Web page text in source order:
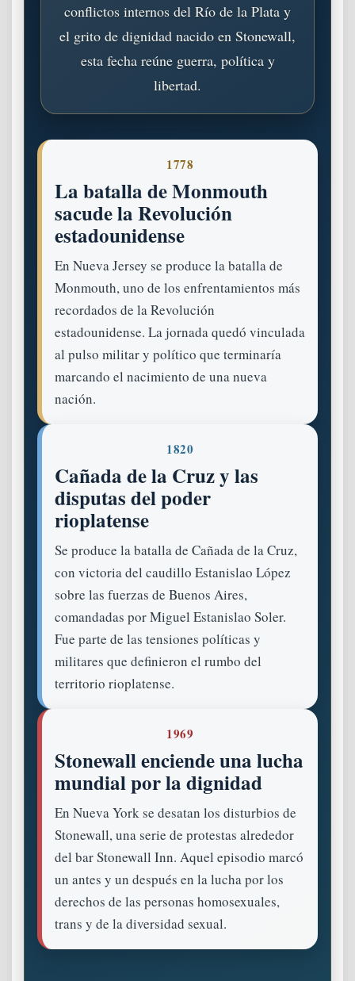
conflictos internos del Río de la Plata y
el grito de dignidad nacido en Stonewall,
esta fecha reúne guerra, política y
libertad.
1778
La batalla de Monmouth
sacude la Revolución
estadounidense
En Nueva Jersey se produce la batalla de
Monmouth, uno de los enfrentamientos más
recordados de la Revolución
estadounidense. La jornada quedó vinculada
al pulso militar y político que terminaría
marcando el nacimiento de una nueva
nación.
1820
Cañada de la Cruz y las
disputas del poder
rioplatense
Se produce la batalla de Cañada de la Cruz,
con victoria del caudillo Estanislao López
sobre las fuerzas de Buenos Aires,
comandadas por Miguel Estanislao Soler.
Fue parte de las tensiones políticas y
militares que definieron el rumbo del
territorio rioplatense.
1969
Stonewall enciende una lucha
mundial por la dignidad
En Nueva York se desatan los disturbios de
Stonewall, una serie de protestas alrededor
del bar Stonewall Inn. Aquel episodio marcó
un antes y un después en la lucha por los
derechos de las personas homosexuales,
trans y de la diversidad sexual.